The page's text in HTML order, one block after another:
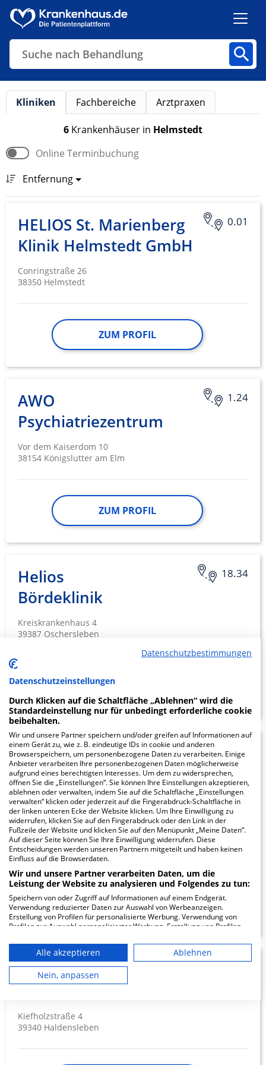
Suche nach Behandlung
Kliniken Fachbereiche Arztpraxen
6 Krankenhäuser in Helmstedt
Online Terminbuchung
Entfernung
0.01
HELIOS St. Marienberg
Klinik Helmstedt GmbH
Conringstraße 26
38350 Helmstedt
ZUM PROFIL
1.24
AWO
Psychiatriezentrum
Vor dem Kaiserdom 10
38154 Königslutter am Elm
ZUM PROFIL
18.34
Helios
Bördeklinik
Kreiskrankenhaus 4
39387 Oschersleben
ZUM PROFIL
20.18
Klinikum
Wolfsburg
Sauerbruchstraße 7
38440 Wolfsburg
ZUM PROFIL
AMEOS Klinikum
Haldensleben
Kiefholzstraße 4
39340 Haldensleben
Datenschutzbestimmungen
Datenschutzeinstellungen
Durch Klicken auf die Schaltfläche „Ablehnen“ wird die
Standardeinstellung nur für unbedingt erforderliche cookie
beibehalten.
Wir und unsere Partner speichern und/oder greifen auf Informationen auf
einem Gerät zu, wie z. B. eindeutige IDs in cookie und anderen
Browserspeichern, um personenbezogene Daten zu verarbeiten. Einige
Anbieter verarbeiten Ihre personenbezogenen Daten möglicherweise
aufgrund eines berechtigten Interesses. Um dem zu widersprechen,
öffnen Sie die „Einstellungen“. Sie können Ihre Einstellungen akzeptieren,
ablehnen oder verwalten, indem Sie auf die Schaltfläche „Einstellungen
verwalten“ klicken oder jederzeit auf die Fingerabdruck-Schaltfläche in
der linken unteren Ecke der Website klicken. Um Ihre Einwilligung zu
widerrufen, klicken Sie auf den Fingerabdruck oder den Link in der
Fußzeile der Website und klicken Sie auf den Menüpunkt „Meine Daten“.
Auf dieser Seite können Sie Ihre Einwilligung widerrufen. Diese
Entscheidungen werden unseren Partnern mitgeteilt und haben keinen
Einfluss auf die Browserdaten.
Wir und unsere Partner verarbeiten Daten, um die
Leistung der Website zu analysieren und Folgendes zu tun:
Speichern von oder Zugriff auf Informationen auf einem Endgerät.
Verwendung reduzierter Daten zur Auswahl von Werbeanzeigen.
Erstellung von Profilen für personalisierte Werbung. Verwendung von
Profilen zur Auswahl personalisierter Werbung. Erstellung von Profilen
personalisierter Inhalte. Messung der Werbeleistung. Messung der
Performance von Inhalten. Analyse von Zielgruppen durch Statistiken
oder Kombinationen von Daten aus verschiedenen Quellen. Entwicklung
und Verbesserung der Angebote. Verwendung reduzierter Daten zur
Auswahl von Inhalten.
Ihre Einwilligung und die cookie Richtlinie gelten ausschließlich für diese
Website/App.
Alle akzeptieren
Ablehnen
Nein, anpassen